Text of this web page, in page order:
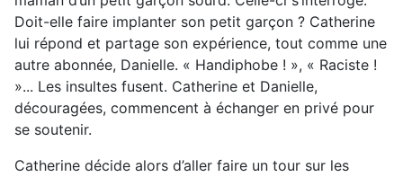
Doit-elle faire implanter son petit garçon ? Catherine
lui répond et partage son expérience, tout comme une
autre abonnée, Danielle. « Handiphobe ! », « Raciste !
»... Les insultes fusent. Catherine et Danielle,
découragées, commencent à échanger en privé pour
se soutenir.
Catherine décide alors d’aller faire un tour sur les